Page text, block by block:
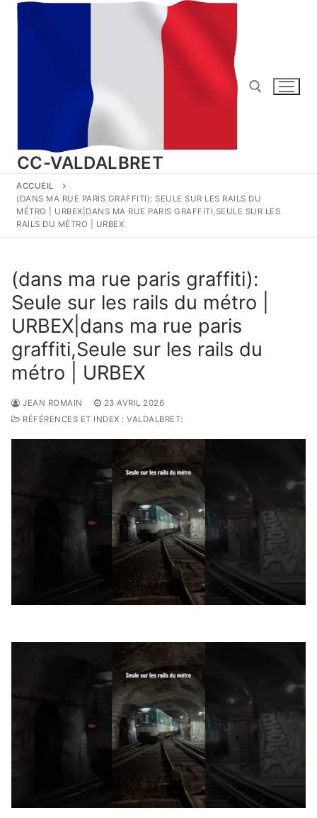
Aller
CC-VALDALBRET
ACCUEIL
(DANS MA RUE PARIS GRAFFITI): SEULE SUR LES RAILS DU
MÉTRO | URBEX|DANS MA RUE PARIS GRAFFITI,SEULE SUR LES
RAILS DU MÉTRO | URBEX
(dans ma rue paris graffiti):
Seule sur les rails du métro |
URBEX|dans ma rue paris
graffiti,Seule sur les rails du
métro | URBEX
JEAN ROMAIN
23 AVRIL 2026
RÉFÉRENCES ET INDEX : VALDALBRET: